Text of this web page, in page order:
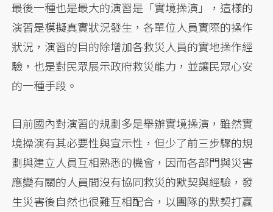
最後一種也是最大的演習是「實境操演」，這樣的
演習是模擬真實狀況發生，各單位人員實際的操作
狀況，演習的目的除增加各救災人員的實地操作經
驗，也是對民眾展示政府救災能力，並讓民眾心安
的一種手段。
目前國內對演習的規劃多是舉辦實境操演，雖然實
境操演有其必要性與宣示性，但少了前三步驟的規
劃與建立人員互相熟悉的機會，因而各部門與災害
應變有關的人員間沒有協同救災的默契與經驗，發
生災害後自然也很難互相配合，以團隊的默契打贏